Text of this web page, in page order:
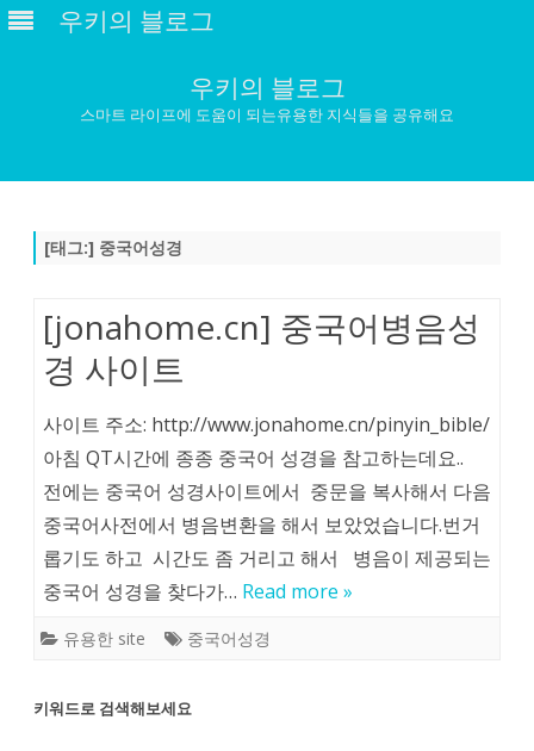
우키의 블로그
우키의 블로그
스마트 라이프에 도움이 되는유용한 지식들을 공유해요
[태그:] 중국어성경
[jonahome.cn] 중국어병음성
경 사이트
사이트 주소: http://www.jonahome.cn/pinyin_bible/
아침 QT시간에 종종 중국어 성경을 참고하는데요..
전에는 중국어 성경사이트에서 중문을 복사해서 다음
중국어사전에서 병음변환을 해서 보았었습니다.번거
롭기도 하고 시간도 좀 거리고 해서 병음이 제공되는
중국어 성경을 찾다가… Read more »
유용한 site 중국어성경
키워드로 검색해보세요